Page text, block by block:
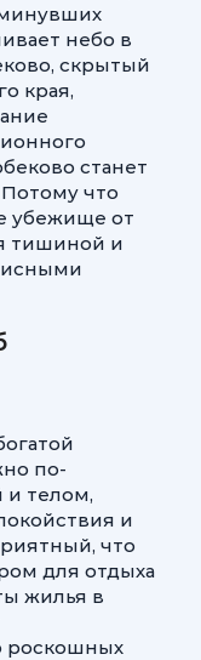
небо в
скрытый
края,
станет
что
убежище от
тишиной и
по-
и телом,
и
что
для отдыха
жилья в
роскошных